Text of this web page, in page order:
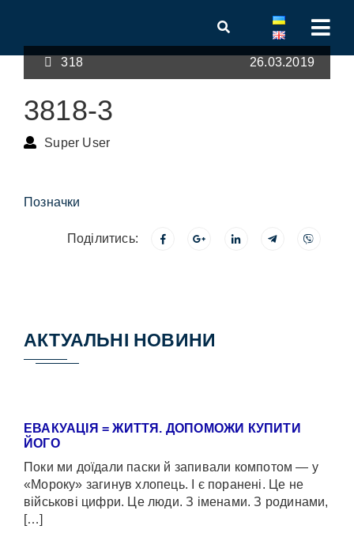
318 26.03.2019
3818-3
Super User
Позначки
Поділитись:
АКТУАЛЬНІ НОВИНИ
ЕВАКУАЦІЯ = ЖИТТЯ. ДОПОМОЖИ КУПИТИ
ЙОГО
Поки ми доїдали паски й запивали компотом — у
«Мороку» загинув хлопець. І є поранені. Це не
військові цифри. Це люди. З іменами. З родинами,
[…]